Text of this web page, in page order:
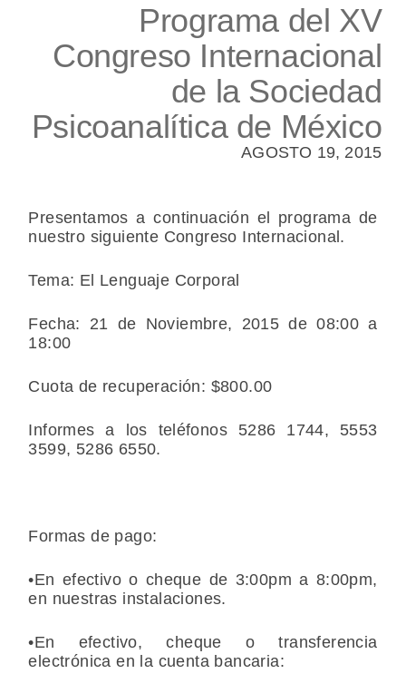
Programa del XV
Congreso Internacional
de la Sociedad
Psicoanalítica de México
AGOSTO 19, 2015
Presentamos a continuación el programa de
nuestro siguiente Congreso Internacional.
Tema: El Lenguaje Corporal
Fecha: 21 de Noviembre, 2015 de 08:00 a
18:00
Cuota de recuperación: $800.00
Informes a los teléfonos 5286 1744, 5553
3599, 5286 6550.
Formas de pago:
•En efectivo o cheque de 3:00pm a 8:00pm,
en nuestras instalaciones.
•En efectivo, cheque o transferencia
electrónica en la cuenta bancaria: